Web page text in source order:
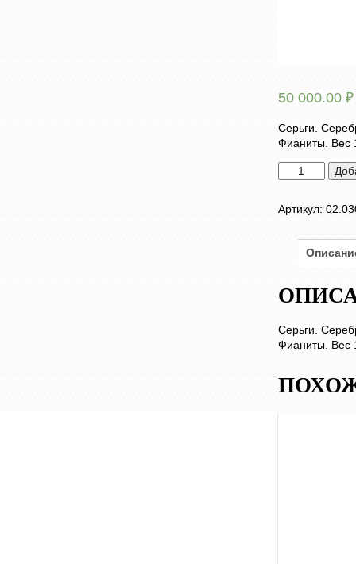
50 000.00 ₽
Серьги.
Фианиты. Вес
Количество
товара
Артикул:
Серьги.
Фианиты. Вес